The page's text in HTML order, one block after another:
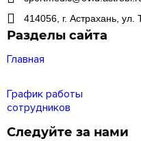
414056, г. Астрахань,
Разделы сайта
Главная
График работы
сотрудников
Следуйте за нами